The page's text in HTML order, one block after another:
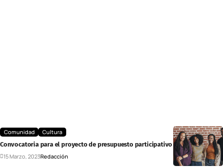
Comunidad
Cultura
Convocatoria para el proyecto de presupuesto participativo AFRO
15 Marzo, 2023Redacción